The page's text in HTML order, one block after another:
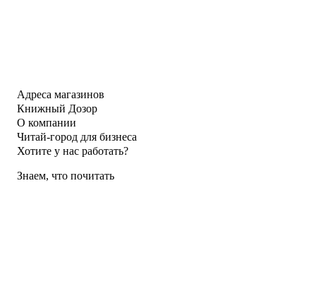
Адреса магазинов
Книжный Дозор
О компании
Читай-город для бизнеса
Хотите у нас работать?
Знаем, что почитать